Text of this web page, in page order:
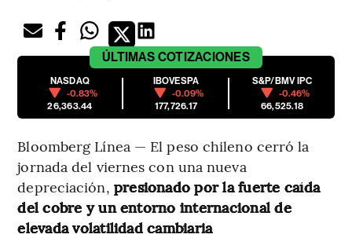
ÚLTIMAS COTIZACIONES
NASDAQ
-0.83%
26,363.44
IBOVESPA
-0.09%
177,726.17
S&P/BMV IPC
-0.46%
66,525.18
Bloomberg Línea — El peso chileno cerró la
jornada del viernes con una nueva
depreciación, presionado por la fuerte caída
del cobre y un entorno internacional de
elevada volatilidad cambiaria